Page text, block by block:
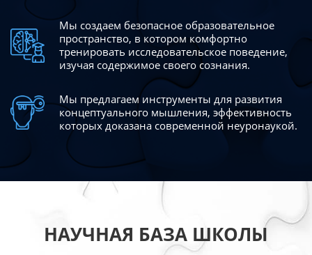
Мы создаем безопасное образовательное
пространство, в котором комфортно
тренировать исследовательское поведение,
изучая содержимое своего сознания.
Мы предлагаем инструменты для развития
концептуального мышления, эффективность
которых доказана современной неуронаукой.
НАУЧНАЯ БАЗА ШКОЛЫ